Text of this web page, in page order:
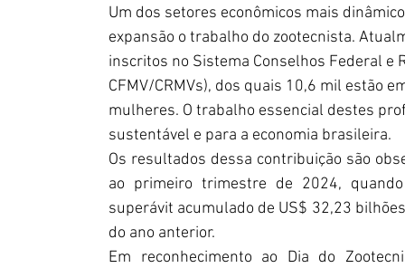
Um dos setores econômicos mais
expansão o trabalho do zootecnista.
inscritos no Sistema Conselhos Federal e
CFMV/CRMVs), dos quais 10,6 mil estão
mulheres. O trabalho essencial destes
sustentável e para a economia brasileira.
Os resultados dessa contribuição são
ao primeiro trimestre de 2024,
superávit acumulado de US$ 32,23
do ano anterior.
Em reconhecimento ao Dia do